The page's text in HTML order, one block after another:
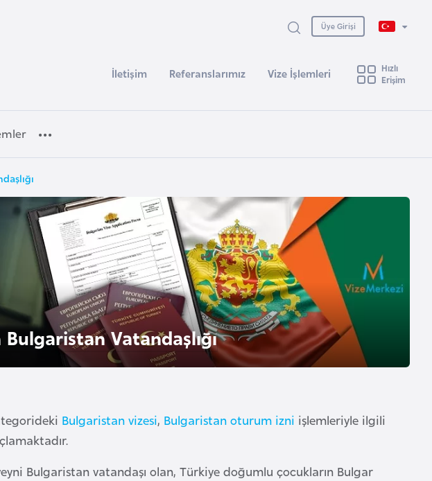
Üye Girişi
İletişim Referanslarımız Vize İşlemleri
Hızlı
Erişim
Vatandaşlığı
Bulgaristan vizesi, Bulgaristan oturum izni işlemleriyle ilgili
Bulgaristan vatandaşı olan, Türkiye doğumlu çocukların Bulgar